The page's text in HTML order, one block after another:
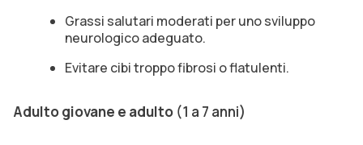
Grassi salutari moderati per uno sviluppo
neurologico adeguato.
Evitare cibi troppo fibrosi o flatulenti.
Adulto giovane e adulto (1 a 7 anni)